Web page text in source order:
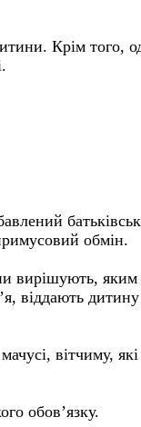
Крім того,
обмін.
вирішують,
віддають
вітчиму,
обов’язку.